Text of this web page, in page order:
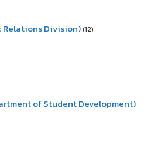
Relations Division)(12)
of Student Development)